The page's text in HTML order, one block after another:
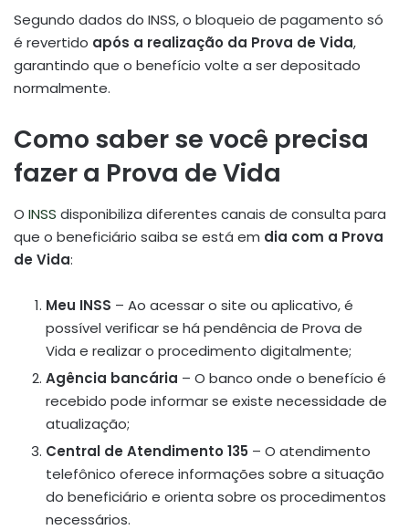
Segundo dados do INSS, o bloqueio de pagamento só
é revertido após a realização da Prova de Vida,
garantindo que o benefício volte a ser depositado
normalmente.
Como saber se você precisa
fazer a Prova de Vida
O INSS disponibiliza diferentes canais de consulta para
que o beneficiário saiba se está em dia com a Prova
de Vida:
Meu INSS – Ao acessar o site ou aplicativo, é
possível verificar se há pendência de Prova de
Vida e realizar o procedimento digitalmente;
Agência bancária – O banco onde o benefício é
recebido pode informar se existe necessidade de
atualização;
Central de Atendimento 135 – O atendimento
telefônico oferece informações sobre a situação
do beneficiário e orienta sobre os procedimentos
necessários.